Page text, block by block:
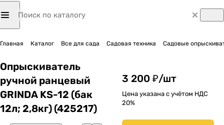
Главная Каталог Все для сада Садовая техника Садовые
Опрыскиватель
ручной ранцевый
GRINDA KS-12 (бак
12л; 2,8кг) (425217)
3 200 ₽/шт
Цена указана с учётом НДС
20%